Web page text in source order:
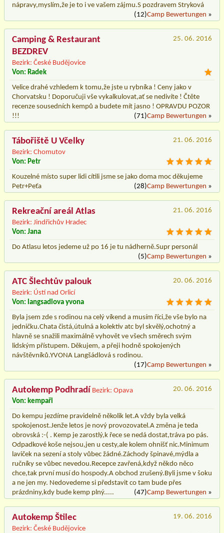
nápravy,myslím,že je to i ve vašem zájmu.S pozdravem Stryková
(12)Camp Bewertungen »
Camping & Restaurant
BEZDREV
Bezirk: České Budějovice
25. 06. 2016
Von: Radek
Velice drahé vzhledem k tomu,že jste u rybníka ! Ceny jako v
Chorvatsku ! Doporučuji vše vykalkulovat,ať se nedivíte ! Čtěte
recenze sousedních kempů a budete mít jasno ! OPRAVDU POZOR
!!!
(71)Camp Bewertungen »
Tábořiště U Včelky
Bezirk: Chomutov
21. 06. 2016
Von: Petr
Kouzelné místo super lidi cítili jsme se jako doma moc děkujeme
Petr+Peťa
(28)Camp Bewertungen »
Rekreační areál Atlas
Bezirk: Jindřichův Hradec
21. 06. 2016
Von: Jana
Do Atlasu letos jedeme už po 16 je tu nádherně.Supr personál
(5)Camp Bewertungen »
ATC Šlechtův palouk
Bezirk: Ústí nad Orlicí
20. 06. 2016
Von: langsadlova yvona
Byla jsem zde s rodinou na celý víkend a musím říci,že vše bylo na
jedničku.Chata čistá,útulná a kolektiv atc byl skvělý,ochotný a
hlavně se snažili maximálně vyhovět ve všech směrech svým
lidským přístupem. Děkujem, a přeji hodně spokojených
návštěvníků.YVONA Langšádlová s rodinou.
(17)Camp Bewertungen »
Autokemp Podhradí Bezirk: Opava
20. 06. 2016
Von: kempaři
Do kempu jezdíme pravidelně několik let.A vždy byla velká
spokojenost.Jenže letos je nový provozovatel.A změna je teda
obrovská :-( . Kemp je zarostlý,k řece se nedá dostat,tráva po pás.
Odpadkové koše nejsou,jen u cesty,ale kolem ohnišť nic.Minimum
laviček na sezení a stoly vůbec žádné.Záchody špinavé,mýdla a
ručníky se vůbec nevedou.Recepce zavřená,když někdo něco
chce,tak první musí do hospody.A obchod zrušený.Byli jsme v šoku
a ne jen my. Nedovedeme si představit co tam bude přes
prázdniny,kdy bude kemp plný.....
(47)Camp Bewertungen »
Autokemp Štilec
Bezirk: České Budějovice
19. 06. 2016